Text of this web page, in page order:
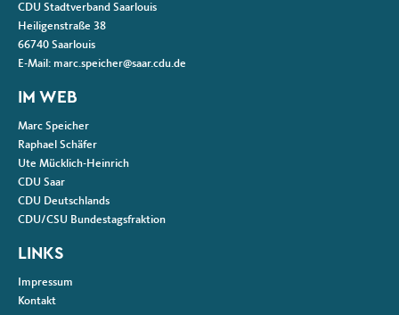
CDU Stadtverband Saarlouis
Heiligenstraße 38
66740 Saarlouis
E-Mail: marc.speicher@saar.cdu.de
IM WEB
Marc Speicher
Raphael Schäfer
Ute Mücklich-Heinrich
CDU Saar
CDU Deutschlands
CDU/CSU Bundestagsfraktion
LINKS
Impressum
Kontakt